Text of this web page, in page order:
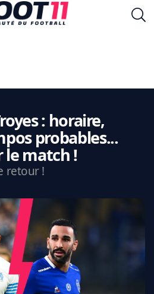
: horaire,
probables...
le match !
retour !